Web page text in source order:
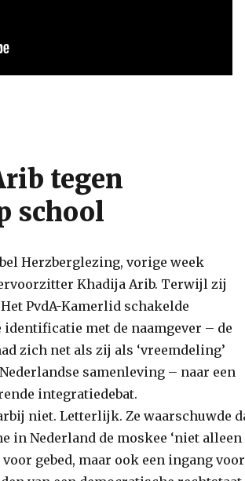
tegen
school
Herzberglezing, vorige week
Khadija Arib. Terwijl zij
PvdA-Kamerlid schakelde
met de naamgever – de
zich net als zij als ‘vreemdeling’
samenleving – naar een
integratiedebat.
niet. Letterlijk. Ze waarschuwde
in Nederland de moskee ‘niet alleen
gebed, maar ook een ingang voor